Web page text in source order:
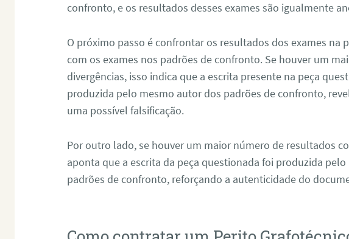
confronto, e os resultados desses exames são igualmente
O próximo passo é confrontar os resultados dos exames na
com os exames nos padrões de confronto. Se houver um
divergências, isso indica que a escrita presente na peça
produzida pelo mesmo autor dos padrões de confronto,
uma possível falsificação.
Por outro lado, se houver um maior número de resultados
aponta que a escrita da peça questionada foi produzida
padrões de confronto, reforçando a autenticidade do